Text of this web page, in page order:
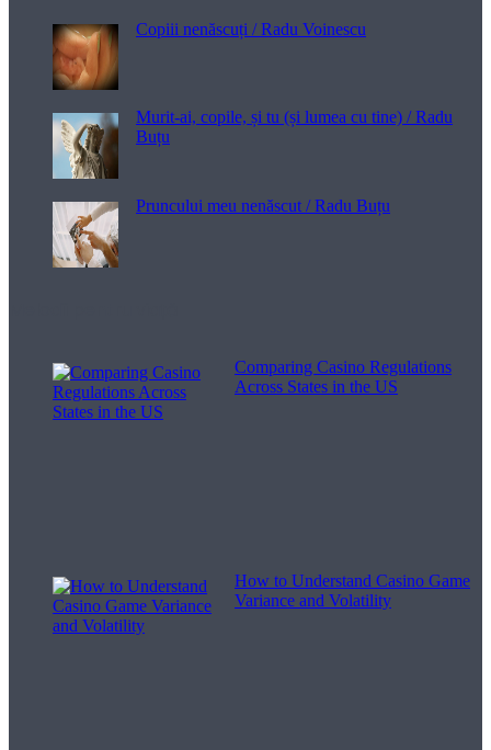
Copiii nenăscuți / Radu Voinescu
Murit-ai, copile, și tu (și lumea cu tine) / Radu
Buțu
Pruncului meu nenăscut / Radu Buțu
Comparing Casino Regulations
Across States in the US
How to Understand Casino Game
Variance and Volatility